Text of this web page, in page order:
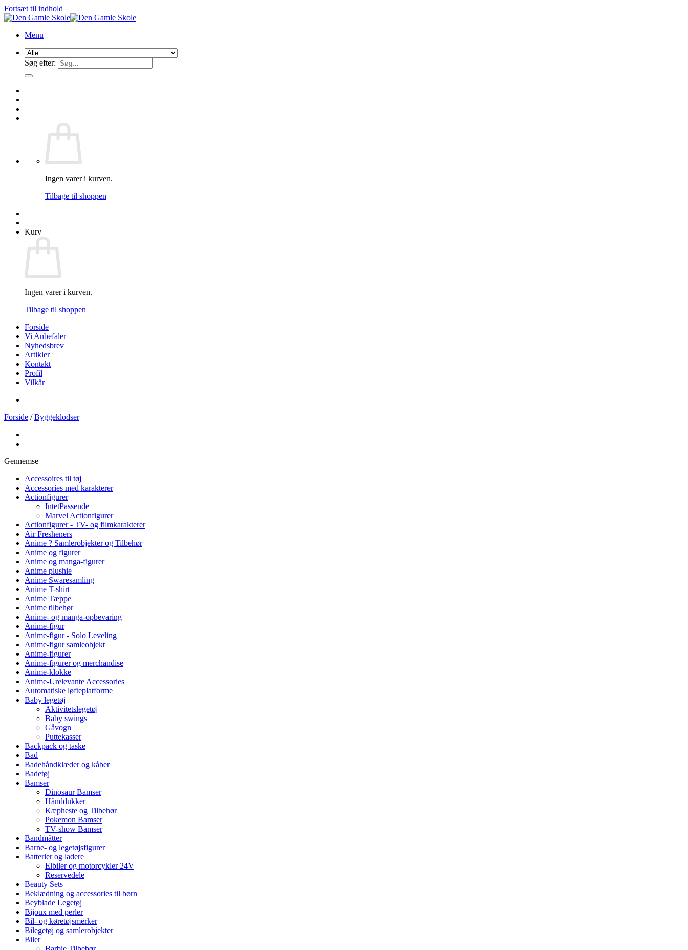
Fortsæt til indhold
Menu
Søg efter:
Ingen varer i kurven.
Tilbage til shoppen
Kurv
Ingen varer i kurven.
Tilbage til shoppen
Forside
Vi Anbefaler
Nyhedsbrev
Artikler
Kontakt
Profil
Vilkår
Forside / Byggeklodser
Gennemse
Accessoires til tøj
Accessories med karakterer
Actionfigurer
IntetPassende
Marvel Actionfigurer
Actionfigurer - TV- og filmkarakterer
Air Fresheners
Anime ? Samlerobjekter og Tilbehør
Anime og figurer
Anime og manga-figurer
Anime plushie
Anime Swaresamling
Anime T-shirt
Anime Tæppe
Anime tilbehør
Anime- og manga-opbevaring
Anime-figur
Anime-figur - Solo Leveling
Anime-figur samleobjekt
Anime-figurer
Anime-figurer og merchandise
Anime-klokke
Anime-Urelevante Accessories
Automatiske løfteplatforme
Baby legetøj
Aktivitetslegetøj
Baby swings
Gåvogn
Puttekasser
Backpack og taske
Bad
Badehåndklæder og kåber
Badetøj
Bamser
Dinosaur Bamser
Hånddukker
Kæpheste og Tilbehør
Pokemon Bamser
TV-show Bamser
Bandmåtter
Barne- og legetøjsfigurer
Batterier og ladere
Elbiler og motorcykler 24V
Reservedele
Beauty Sets
Beklædning og accessories til børn
Beyblade Legetøj
Bijoux med perler
Bil- og køretøjsmerker
Bilegetøj og samlerobjekter
Biler